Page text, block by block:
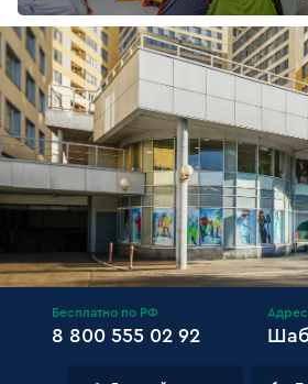
Бесплатно по РФ
8 800 555 02 92
Адрес